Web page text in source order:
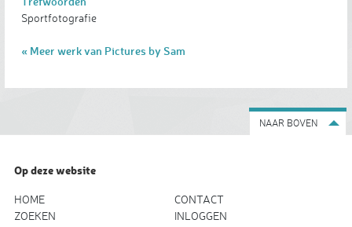
Sportfotografie
« Meer werk van Pictures by Sam
NAAR BOVEN
Op deze website
HOME
CONTACT
ZOEKEN
INLOGGEN